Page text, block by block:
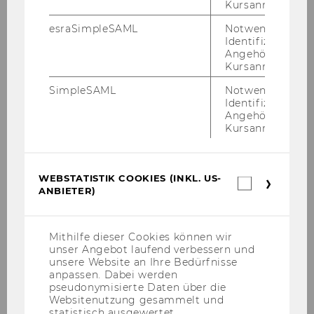
Rechtsgeschäfte und zur Verfügung über die
diesem Vertrag sowie gemäß § 5 der Richtlinie
des Rektorats für die Bevollmächtigung von
Arbeitnehmerinnen und Arbeitnehmern der
Wirtschaftsuniversität Wien (Abschluss von
Werkverträgen, freien Dienstverträgen sowie
Arbeitsverträgen entsprechend den näheren
Bestimmungen der Richtlinie) bevollmächtigt:
Projektleiterin/Projektleiter
ao.Univ.Prof. Dr. Reinhard Pirker
Urbane Handelsagglomerationen
Kursanmeldung.
esraSimpleSAML
Notwendig zur
Identifizierung
Angehörige/r für
Kursanmeldung.
SimpleSAML
Notwendig zur
Identifizierung
Angehörige/r für
Kursanmeldung.
WEBSTATISTIK COOKIES (INKL. US-
ANBIETER)
Mithilfe dieser Cookies können wir
unser Angebot laufend verbessern und
unsere Website an Ihre Bedürfnisse
anpassen. Dabei werden
pseudonymisierte Daten über die
Websitenutzung gesammelt und